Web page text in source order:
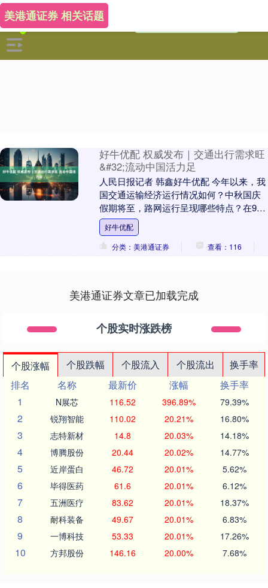
美港通证券 相关话题
好牛优配 权威发布｜交通出行需求旺
&#32;流动中国活力足
人民日报记者 韩鑫好牛优配 今年以来，我
国交通运输经济运行情况如何？中秋国庆
假期将至，路网运行呈现哪些特点？在9月
28日举行的国新办新闻发布会上，交通运
输部相关....
好牛优配
分类：美港通证券
查看：116
美港通证券文章已加载完成
个股实时涨跌榜
个股涨幅 个股跌幅 个股流入 个股流出
换手率
排名
名称 最新价 涨幅
换手率
1
N展芯 116.52 396.89% 79.39%
2 锐翔智能 110.02 20.21% 16.80%
3 志特新材 14.8 20.03% 14.18%
4 博腾股份 20.44 20.02% 14.77%
5 近岸蛋白 46.72 20.01% 5.62%
6 毕得医药 61.6 20.01% 6.12%
7 五洲医疗 83.62 20.01% 18.37%
8 耐科装备 49.67 20.01% 6.83%
9 一博科技 53.33 20.01% 17.26%
10 方邦股份 146.16 20.00% 7.68%